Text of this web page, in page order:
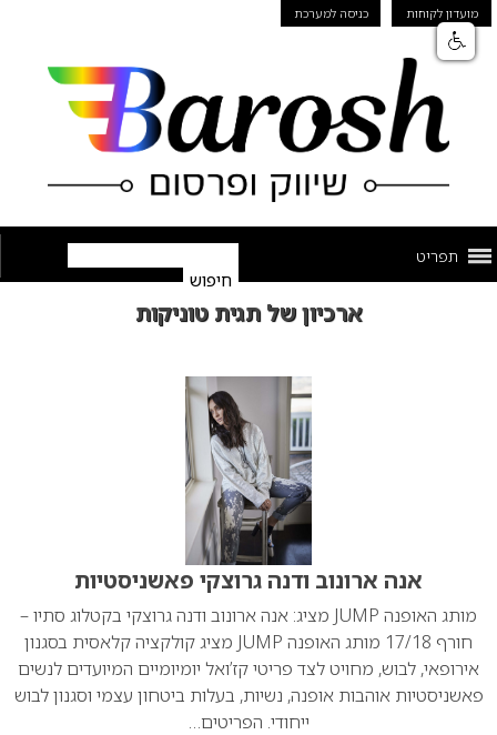
מועדון לקוחות כניסה למערכת
תפריט
ארכיון של תגית טוניקות
אנה ארונוב ודנה גרוצקי פאשניסטיות
מותג האופנה JUMP מציג: אנה ארונוב ודנה גרוצקי בקטלוג סתיו –
חורף 17/18 מותג האופנה JUMP מציג קולקציה קלאסית בסגנון
אירופאי, לבוש, מחויט לצד פריטי קז’ואל יומיומיים המיועדים לנשים
פאשניסטיות אוהבות אופנה, נשיות, בעלות ביטחון עצמי וסגנון לבוש
ייחודי. הפריטים…